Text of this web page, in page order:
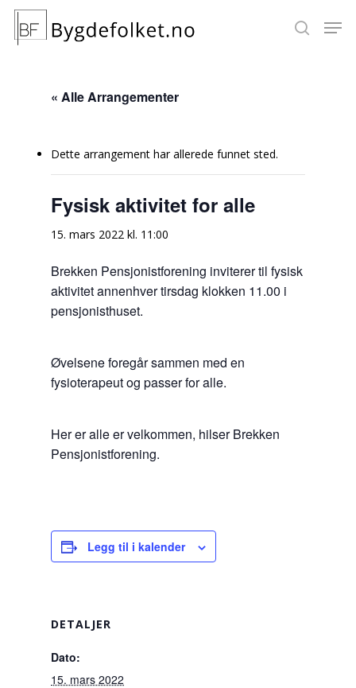
Hit enter to search or ESC to close
« Alle Arrangementer
Dette arrangement har allerede funnet sted.
Fysisk aktivitet for alle
15. mars 2022 kl. 11:00
Brekken Pensjonistforening inviterer til fysisk
aktivitet annenhver tirsdag klokken 11.00 i
pensjonisthuset.
Øvelsene foregår sammen med en
fysioterapeut og passer for alle.
Her er alle er velkommen, hilser Brekken
Pensjonistforening.
Legg til i kalender
DETALJER
Dato:
15. mars 2022